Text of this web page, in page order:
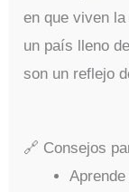
en que viven
un país lleno
son un reflejo
🔗 Consejos